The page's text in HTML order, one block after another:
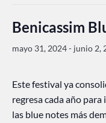
Benicassim
mayo 31, 2024- junio 2,
Este festival ya
regresa cada año
las blue notes más